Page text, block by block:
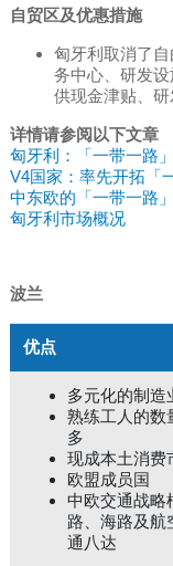
自贸区及优惠措施
匈牙利取消了
务中心、研发
供现金津贴、
详情请参阅以下文章
匈牙利：「一带一路
V4国家：率先开拓「
中东欧的「一带一路
匈牙利市场概况
波兰
优点
多元化的制造
熟练工人的数
多
现成本土消费
欧盟成员国
中欧交通战略
路、海路及航
通八达